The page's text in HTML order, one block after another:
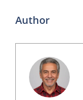
Author